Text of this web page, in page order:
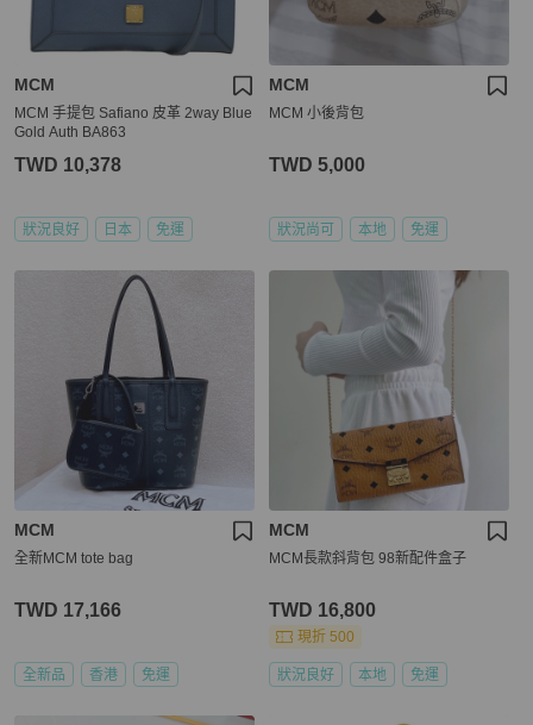
MCM
MCM 手提包 Safiano 皮革 2way Blue
Gold Auth BA863
TWD 10,378
狀況良好 日本 免運
MCM
MCM 小後背包
TWD 5,000
狀況尚可 本地 免運
MCM
全新MCM tote bag
TWD 17,166
全新品 香港 免運
MCM
MCM長款斜背包 98新配件盒子
TWD 16,800
現折 500
狀況良好 本地 免運